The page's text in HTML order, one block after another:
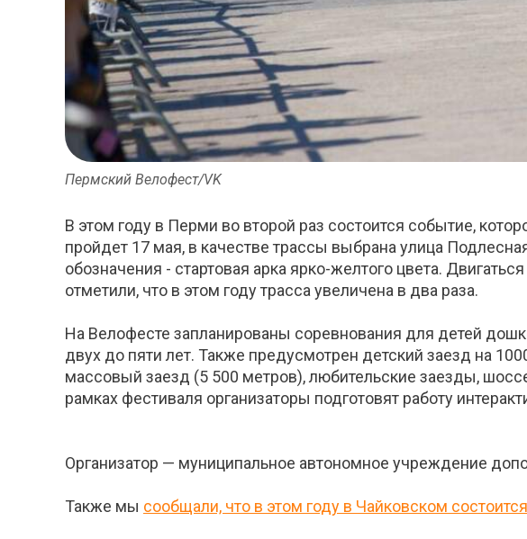
Пермский Велофест/VK
В этом году в Перми во второй раз состоится событие,
пройдет 17 мая, в качестве трассы выбрана улица
обозначения - стартовая арка ярко-желтого цвета.
отметили, что в этом году трасса увеличена в два раза.
На Велофесте запланированы соревнования для детей
двух до пяти лет. Также предусмотрен детский заезд на
массовый заезд (5 500 метров), любительские заезды,
рамках фестиваля организаторы подготовят работу
Организатор — муниципальное автономное учреждение
Также мы сообщали, что в этом году в Чайковском